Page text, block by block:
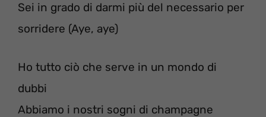
Sei in grado di darmi più del necessario per
sorridere (Aye, aye)
Ho tutto ciò che serve in un mondo di
dubbi
Abbiamo i nostri sogni di champagne